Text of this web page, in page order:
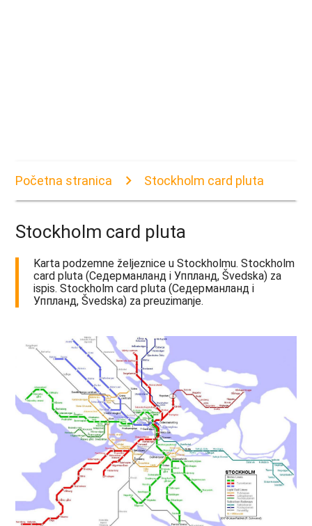
Početna stranica Stockholm card pluta
Stockholm card pluta
Karta podzemne željeznice u Stockholmu. Stockholm
card pluta (Седерманланд i Уппланд, Švedska) za
ispis. Stockholm card pluta (Седерманланд i
Уппланд, Švedska) za preuzimanje.